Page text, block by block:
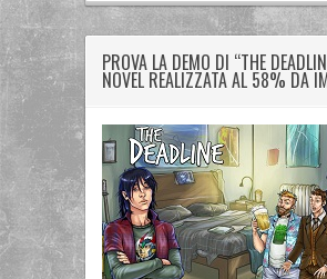
PROVA LA DEMO DI “THE
NOVEL REALIZZATA AL 58% DA